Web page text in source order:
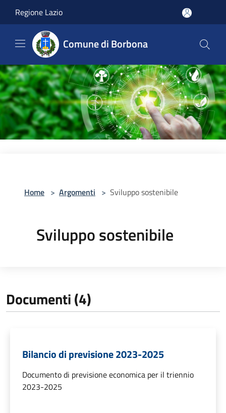
Regione Lazio
Comune di Borbona
Home > Argomenti > Sviluppo sostenibile
Sviluppo sostenibile
Documenti (4)
Bilancio di previsione 2023-2025
Documento di previsione economica per il triennio
2023-2025